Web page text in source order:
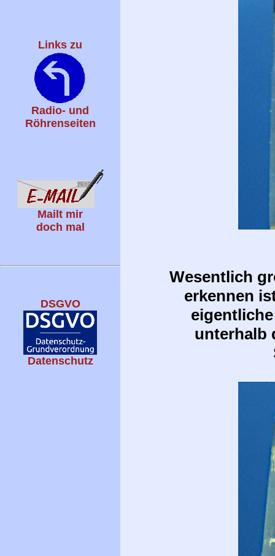
Links zu
Radio- und
Röhrenseiten
Mailt mir
doch mal
DSGVO
Datenschutz
Wesentlich
erkennen
unterhalb